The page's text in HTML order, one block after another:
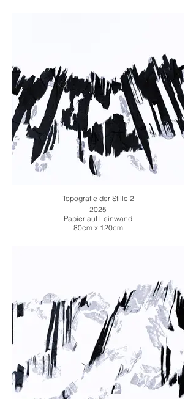
Topografie der Stille 2
2025
Papier auf Leinwand
80cm x 120cm